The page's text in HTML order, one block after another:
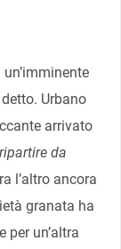
Urbano
arrivato
da
l’altro ancora
granata ha
per un’altra